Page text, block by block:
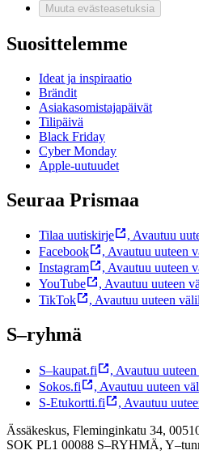
Muuta evästeasetuksia
Suosittelemme
Ideat ja inspiraatio
Brändit
Asiakasomistajapäivät
Tilipäivä
Black Friday
Cyber Monday
Apple-uutuudet
Seuraa Prismaa
Tilaa uutiskirje , Avautuu
Facebook
, Avautuu uuteen
Instagram
, Avautuu uuteen
YouTube
, Avautuu uuteen
TikTok
, Avautuu uuteen
S–ryhmä
S–kaupat.fi , Avautuu
Sokos.fi
, Avautuu uuteen
S-Etukortti.fi
, Avautuu
Ässäkeskus, Fleminginkatu 34,
SOK PL1 00088 S–RYHMÄ,